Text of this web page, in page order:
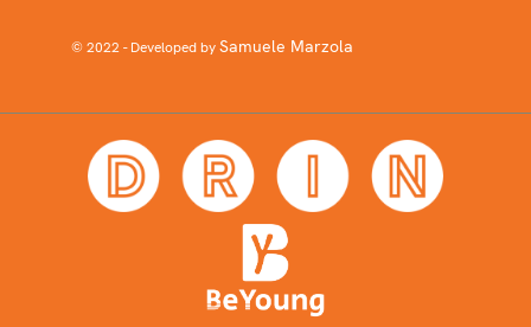
© 2022 - Developed bySamuele Marzola